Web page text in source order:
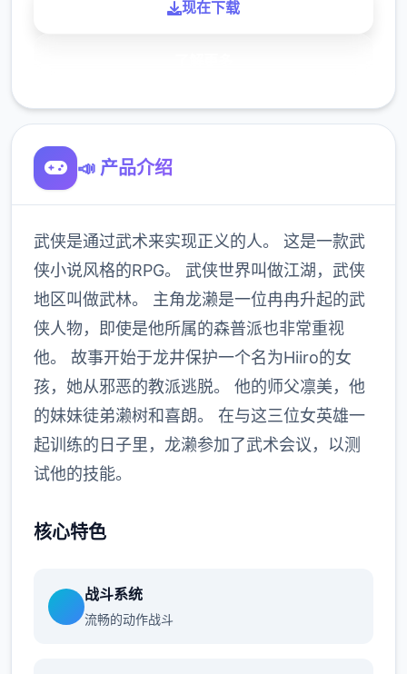
现在下载
📣 产品介绍
武侠是通过武术来实现正义的人。 这是一款武
侠小说风格的RPG。 武侠世界叫做江湖，武侠
地区叫做武林。 主角龙濑是一位冉冉升起的武
侠人物，即使是他所属的森普派也非常重视
他。 故事开始于龙井保护一个名为Hiiro的女
孩，她从邪恶的教派逃脱。 他的师父凛美，他
的妹妹徒弟濑树和喜朗。 在与这三位女英雄一
起训练的日子里，龙濑参加了武术会议，以测
试他的技能。
核心特色
战斗系统
流畅的动作战斗